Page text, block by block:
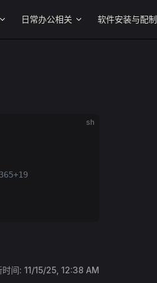
日常办公相关 软件安装与配制
sh
时间: 11/15/25, 12:38 AM